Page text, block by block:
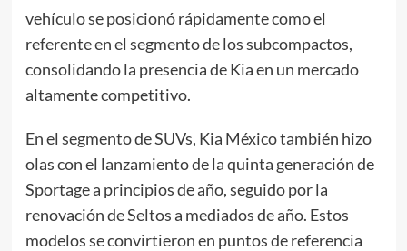
vehículo se posicionó rápidamente como el
referente en el segmento de los subcompactos,
consolidando la presencia de Kia en un mercado
altamente competitivo.
En el segmento de SUVs, Kia México también hizo
olas con el lanzamiento de la quinta generación de
Sportage a principios de año, seguido por la
renovación de Seltos a mediados de año. Estos
modelos se convirtieron en puntos de referencia